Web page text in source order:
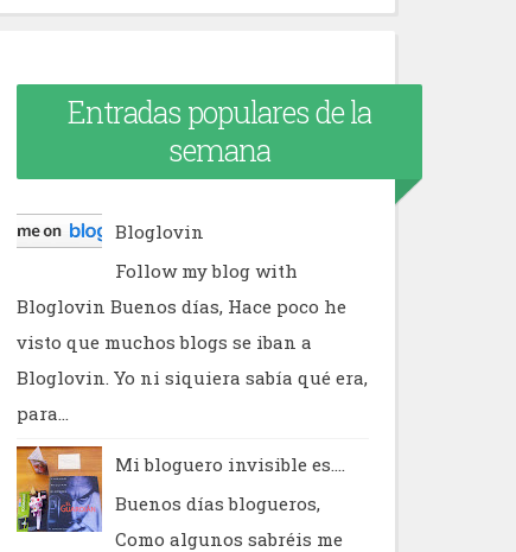
Entradas populares de la
semana
Bloglovin
Follow my blog with
Bloglovin Buenos días, Hace poco he
visto que muchos blogs se iban a
Bloglovin. Yo ni siquiera sabía qué era,
para...
Mi bloguero invisible es....
Buenos días blogueros,
Como algunos sabréis me